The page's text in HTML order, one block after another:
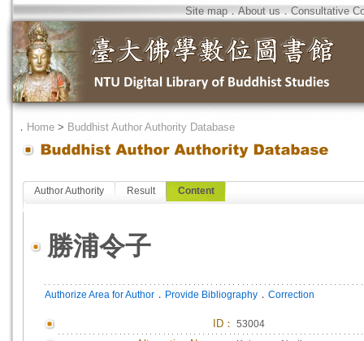
Site map．About us．Consultative
． Home > Buddhist Author Authority Database
Author Authority Result Content
勝浦令子
Authorize Area for Author ． Provide Bibliography ． Correction
ID ： 53004